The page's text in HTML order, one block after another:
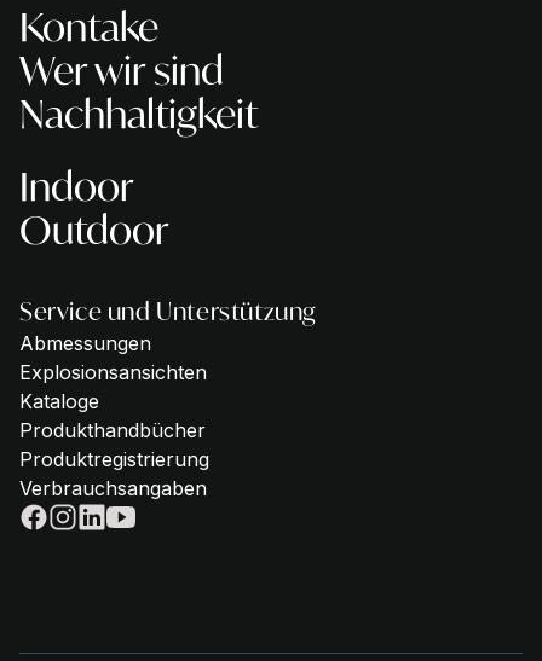
Kontake
Wer wir sind
Nachhaltigkeit
Indoor
Outdoor
Service und Unterstützung
Abmessungen
Explosionsansichten
Kataloge
Produkthandbücher
Produktregistrierung
Verbrauchsangaben